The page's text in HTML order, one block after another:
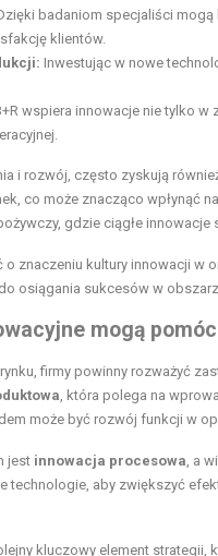
badaniom specjaliści
klientów.
Inwestując w nowe
wspiera innowacje nie tylko
i rozwój, często zyskują
co może znacząco wpłynąć
gdzie ciągłe innowacje
o znaczeniu kultury innowacji w
osiągania sukcesów w
mogą
firmy powinny rozważyć
, która polega na
może być rozwój funkcji w
jest innowacja procesowa , a
technologie, aby zwiększyć
kluczowy element